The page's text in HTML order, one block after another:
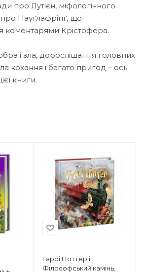
про Лутієн, міфологічного
Науґлафрінґ, що
коментарями Крістофера.
і зла, дорослішання головних
кохання і багато пригод – ось
книги.
Гаррі Поттер і
Філософський камінь.